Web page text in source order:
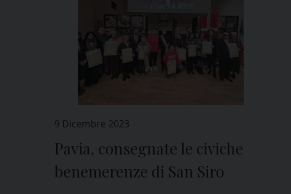
9 Dicembre 2023
Pavia, consegnate le civiche
benemerenze di San Siro